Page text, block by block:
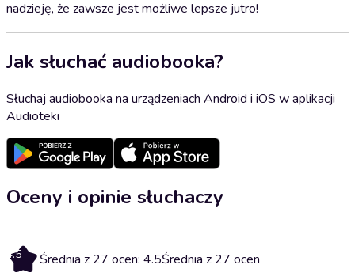
nadzieję, że zawsze jest możliwe lepsze jutro!
Jak słuchać audiobooka?
Słuchaj audiobooka na urządzeniach Android i iOS w aplikacji
Audioteki
Oceny i opinie słuchaczy
4.5 Średnia z 27 ocen: 4.5Średnia z 27 ocen